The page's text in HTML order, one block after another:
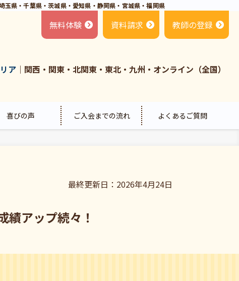
県・千葉県・茨城県・愛知県・静岡県・宮城県・福岡県
喜びの声 ご入会までの流れ よくあるご質問
ア｜関西・関東・北関東・東北・九州・オンライン（全国）
無料体験 資料請求 教師の登録
最終更新日：2026年4月24日
績アップ続々！